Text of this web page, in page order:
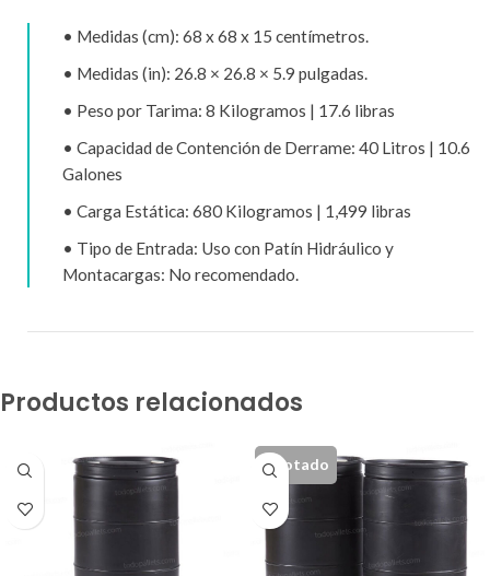
• Medidas (cm): 68 x 68 x 15 centímetros.
• Medidas (in): 26.8 × 26.8 × 5.9 pulgadas.
• Peso por Tarima: 8 Kilogramos | 17.6 libras
• Capacidad de Contención de Derrame: 40 Litros | 10.6
Galones
• Carga Estática: 680 Kilogramos | 1,499 libras
• Tipo de Entrada: Uso con Patín Hidráulico y
Montacargas: No recomendado.
Productos relacionados
Agotado